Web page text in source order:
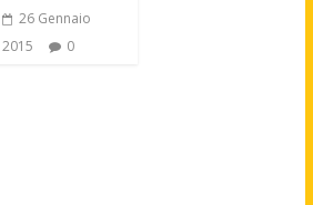
26 Gennaio
2015
0